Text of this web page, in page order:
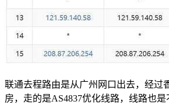
联通去程路由是从广州网口出去，经过
房，走的是AS4837优化线路，线路也是